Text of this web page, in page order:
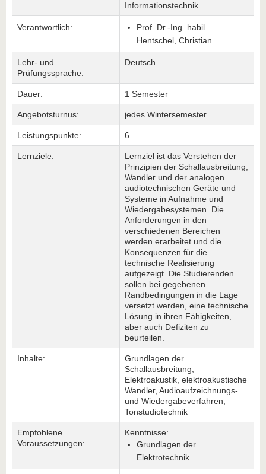
Informationstechnik
Verantwortlich:
Prof. Dr.-Ing. habil.
Hentschel, Christian
Lehr- und
Prüfungssprache:
Deutsch
Dauer: 1 Semester
Angebotsturnus: jedes Wintersemester
Leistungspunkte: 6
Lernziele:
Lernziel ist das Verstehen der
Prinzipien der Schallausbreitung,
Wandler und der analogen
audiotechnischen Geräte und
Systeme in Aufnahme und
Wiedergabesystemen. Die
Anforderungen in den
verschiedenen Bereichen
werden erarbeitet und die
Konsequenzen für die
technische Realisierung
aufgezeigt. Die Studierenden
sollen bei gegebenen
Randbedingungen in die Lage
versetzt werden, eine technische
Lösung in ihren Fähigkeiten,
aber auch Defiziten zu
beurteilen.
Inhalte:
Grundlagen der
Schallausbreitung,
Elektroakustik, elektroakustische
Wandler, Audioaufzeichnungs-
und Wiedergabeverfahren,
Tonstudiotechnik
Empfohlene
Voraussetzungen:
Kenntnisse:
Grundlagen der
Elektrotechnik